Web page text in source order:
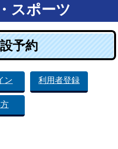
スポーツ
予約
ン 利用者登録